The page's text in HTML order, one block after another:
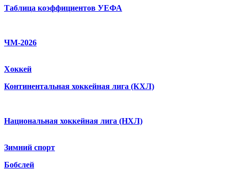
Таблица коэффициентов УЕФА
ЧМ-2026
Хоккей
Континентальная хоккейная лига (КХЛ)
Национальная хоккейная лига (НХЛ)
Зимний спорт
Бобслей